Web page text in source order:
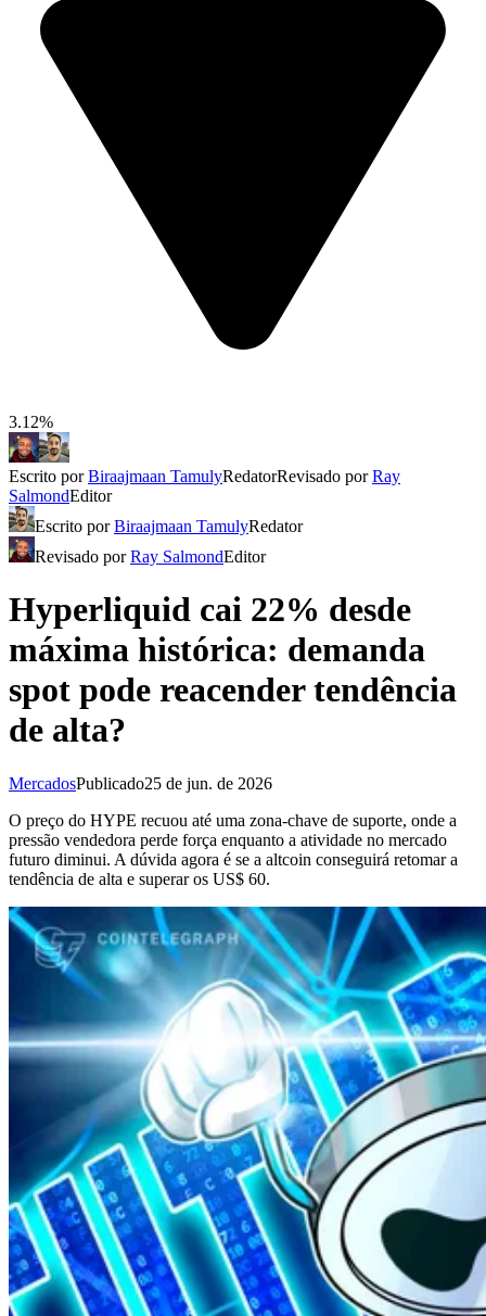
3.12%
Escrito porBiraajmaan TamulyRedatorRevisado porRay
SalmondEditor
Escrito porBiraajmaan TamulyRedator
Revisado porRay SalmondEditor
Hyperliquid cai 22% desde
máxima histórica: demanda
spot pode reacender tendência
de alta?
MercadosPublicado25 de jun. de 2026
O preço do HYPE recuou até uma zona-chave de suporte, onde a
pressão vendedora perde força enquanto a atividade no mercado
futuro diminui. A dúvida agora é se a altcoin conseguirá retomar a
tendência de alta e superar os US$ 60.